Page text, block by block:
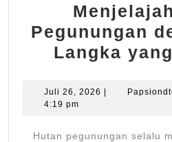
Pegunungan
Langka
Juli 26, 2026 Juli
|
4:19 pm
Hutan pegunungan selalu